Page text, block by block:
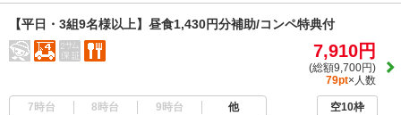
【平日・3組9名様以上】昼食1,430円分補助/コンペ特典付
7,910円
(総額9,700円)
79pt×人数
7時台 8時台 9時台 他 空10枠